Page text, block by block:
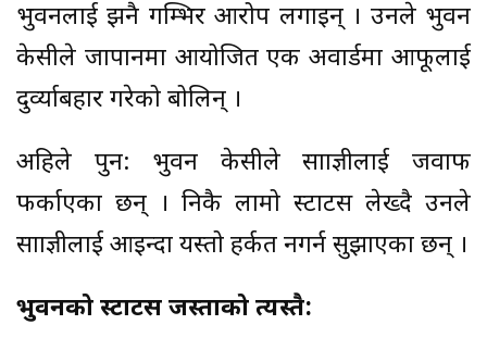
भुवनलाई झनै गम्भिर आरोप लगाइन् । उनले भुवन
केसीले जापानमा आयोजित एक अवार्डमा आफूलाई
दुर्व्याबहार गरेको बोलिन् ।
अहिले पुन: भुवन केसीले साम्राज्ञीलाई जवाफ
फर्काएका छन् । निकै लामो स्टाटस लेख्दै उनले
साम्राज्ञीलाई आइन्दा यस्तो हर्कत नगर्न सुझाएका छन् ।
भुवनको स्टाटस जस्ताको त्यस्तै: